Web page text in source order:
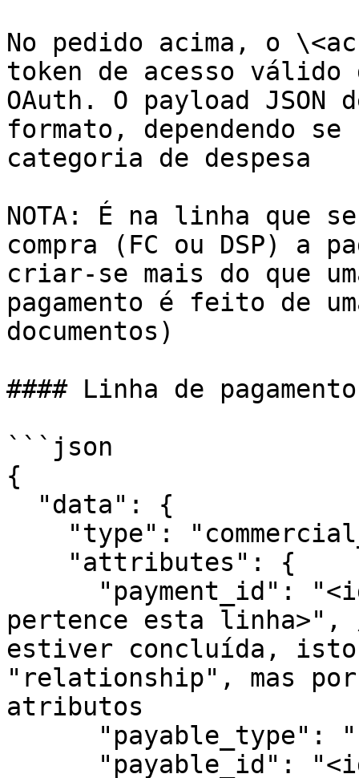
No pedido acima, o
token de acesso
OAuth. O payload
formato, dependendo
categoria de despesa
NOTA: É na linha que
compra (FC ou DSP) a
criar-se mais do que
pagamento é feito de
documentos)
#### Linha de pagamento
```json
{
pertence esta linha>",
estiver concluída, isto
"relationship", mas
atributos